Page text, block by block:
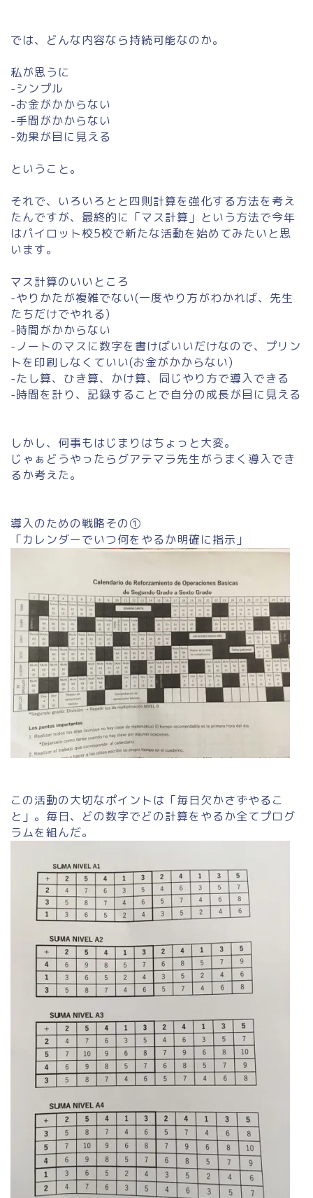
では、どんな内容なら持続可能なのか。
私が思うに
-シンプル
-お金がかからない
-手間がかからない
-効果が目に見える
ということ。
それで、いろいろとと四則計算を強化する方法を考え
たんですが、最終的に「マス計算」という方法で今年
はパイロット校5校で新たな活動を始めてみたいと思
います。
マス計算のいいところ
-やりかたが複雑でない(一度やり方がわかれば、先生
たちだけでやれる)
-時間がかからない
-ノートのマスに数字を書けばいいだけなので、プリン
トを印刷しなくていい(お金がかからない)
-たし算、ひき算、かけ算、同じやり方で導入できる
-時間を計り、記録することで自分の成長が目に見える
しかし、何事もはじまりはちょっと大変。
じゃぁどうやったらグアテマラ先生がうまく導入でき
るか考えた。
導入のための戦略その①
「カレンダーでいつ何をやるか明確に指示」
この活動の大切なポイントは「毎日欠かさずやるこ
と」。毎日、どの数字でどの計算をやるか全てプログ
ラムを組んだ。